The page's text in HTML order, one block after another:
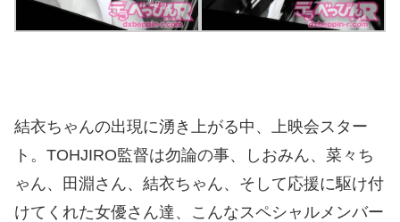
結衣ちゃんの出現に湧き上がる中、上映会スター
ト。TOHJIRO監督は勿論の事、しおみん、菜々ち
ゃん、田淵さん、結衣ちゃん、そして応援に駆け付
けてくれた女優さん達、こんなスペシャルメンバー